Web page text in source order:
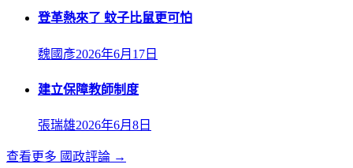
登革熱來了 蚊子比鼠更可怕
魏國彥2026年6月17日
建立保障教師制度
張瑞雄2026年6月8日
查看更多 國政評論 →